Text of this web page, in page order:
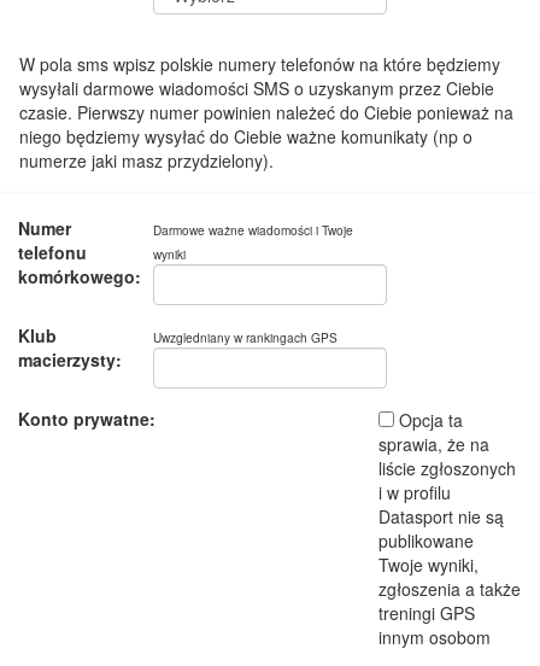
W pola sms wpisz polskie numery telefonów na które będziemy
wysyłali darmowe wiadomości SMS o uzyskanym przez Ciebie
czasie. Pierwszy numer powinien należeć do Ciebie ponieważ na
niego będziemy wysyłać do Ciebie ważne komunikaty (np o
numerze jaki masz przydzielony).
Numer
telefonu
komórkowego:
Darmowe ważne wiadomości i Twoje
wyniki
Klub
macierzysty:
Uwzgledniany w rankingach GPS
Konto prywatne:
Opcja ta
sprawia, że na
liście zgłoszonych
i w profilu
Datasport nie są
publikowane
Twoje wyniki,
zgłoszenia a także
treningi GPS
innym osobom